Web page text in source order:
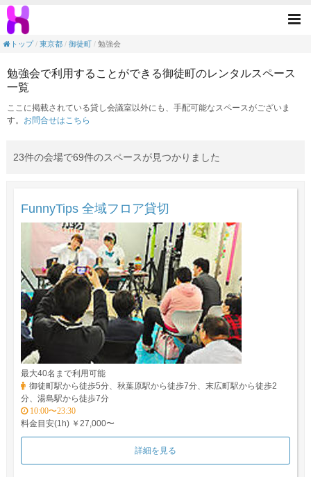
勉強会の目的で利用できる御徒町駅のレン
トップ
東京都 御徒町 勉強会
勉強会で利用することができる御徒町のレンタルスペース
一覧
ここに掲載されている貸し会議室以外にも、手配可能なスペースがございま
す。 お問合せはこちら
23件の会場で69件のスペースが見つかりました
FunnyTips 全域フロア貸切
最大40名まで利用可能
御徒町駅から徒歩5分、秋葉原駅から徒歩7分、末広町駅から徒歩2
分、湯島駅から徒歩7分
10:00〜23:30
料金目安(1h) ￥27,000〜
詳細を見る